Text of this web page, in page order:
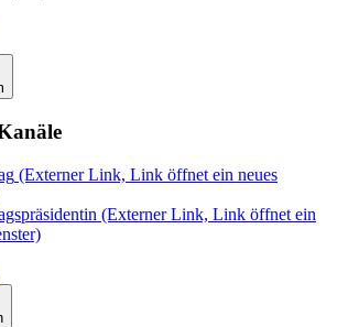
(Externer Link, Link öffnet ein neues
(Externer Link, Link öffnet ein